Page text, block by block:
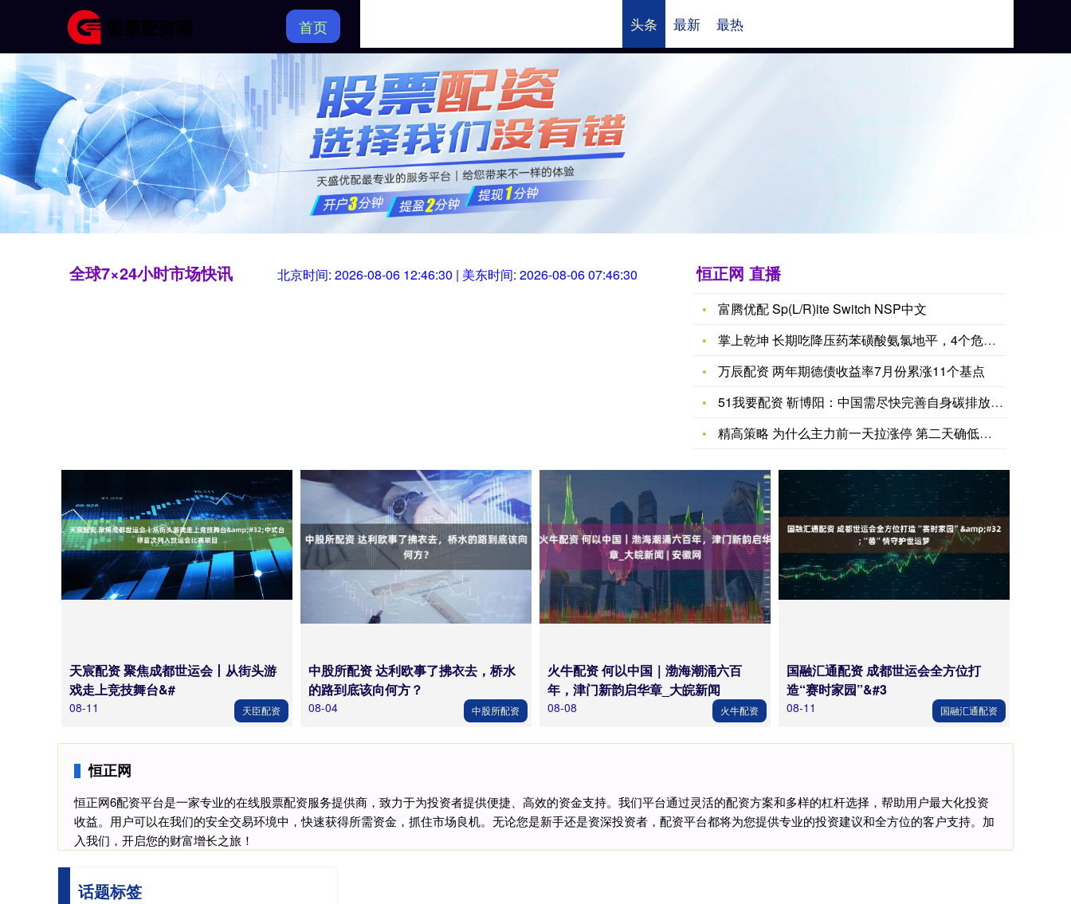
首页 国内知名的股票配资助手官网
全球7×24小时市场快讯 北京时间: 2026-08-06 12:46:31 | 美东时间: 2026-08-06 07:46:31 恒正网 直播
富腾优配 Sp(L/R)ite Switch NSP中文
掌上乾坤 长期吃降压药苯磺酸氨氯地平，4个危害要重视！ 苯磺
万辰配资 两年期德债收益率7月份累涨11个基点
51我要配资 靳博阳：中国需尽快完善自身碳排放数据体系
精高策略 ​为什么主力前一天拉涨停 第二天确低开低走，直接闷
天宸配资 聚焦成都世运会丨从街头游
戏走上竞技舞台&#
08-11 天臣配资
中股所配资 达利欧事了拂衣去，桥水
的路到底该向何方？
08-04 中股所配资
火牛配资 何以中国｜渤海潮涌六百
年，津门新韵启华章_大皖新闻
08-08 火牛配资
国融汇通配资 成都世运会全方位打
造“赛时家园”&#3
08-11 国融汇通配资
恒正网
恒正网6配资平台是一家专业的在线股票配资服务提供商，致力于为投资者提供便捷、高效的资金支持。我们平台通过灵活的配资方案和多样的杠杆选择，帮助用户最大化投资
收益。用户可以在我们的安全交易环境中，快速获得所需资金，抓住市场良机。无论您是新手还是资深投资者，配资平台都将为您提供专业的投资建议和全方位的客户支持。加
入我们，开启您的财富增长之旅！
头条 最新 最热
话题标签